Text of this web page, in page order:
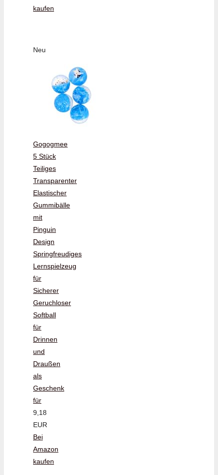
kaufen
Neu
Gogogmee
5 Stück
Teiliges
Transparenter
Elastischer
Gummibälle
mit
Pinguin
Design
Springfreudiges
Lernspielzeug
für
Sicherer
Geruchloser
Softball
für
Drinnen
und
Draußen
als
Geschenk
für
9,18
EUR
Bei
Amazon
kaufen